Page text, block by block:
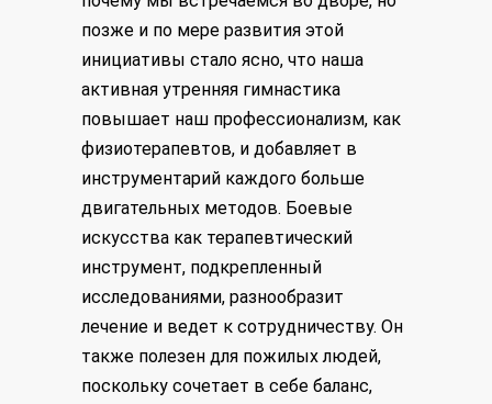
позже и по мере развития этой
инициативы стало ясно, что наша
активная утренняя гимнастика
повышает наш профессионализм, как
физиотерапевтов, и добавляет в
инструментарий каждого больше
двигательных методов. Боевые
искусства как терапевтический
инструмент, подкрепленный
исследованиями, разнообразит
лечение и ведет к сотрудничеству. Он
также полезен для пожилых людей,
поскольку сочетает в себе баланс,